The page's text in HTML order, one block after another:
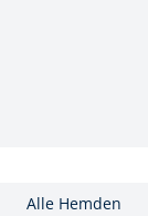
Alle Hemden